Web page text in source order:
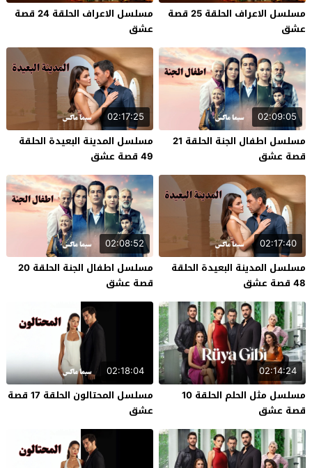
مسلسل الاعراف الحلقة 25 قصة
عشق
مسلسل الاعراف الحلقة 24 قصة
عشق
02:09:05
مسلسل اطفال الجنة الحلقة 21
قصة عشق
02:17:25
مسلسل المدينة البعيدة الحلقة
49 قصة عشق
02:17:40
مسلسل المدينة البعيدة الحلقة
48 قصة عشق
02:08:52
مسلسل اطفال الجنة الحلقة 20
قصة عشق
02:14:24
مسلسل مثل الحلم الحلقة 10
قصة عشق
02:18:04
مسلسل المحتالون الحلقة 17 قصة
عشق